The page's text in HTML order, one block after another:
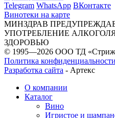
Telegram WhatsApp ВКонтакте
Винотеки на карте
МИНЗДРАВ
УПОТРЕБЛЕНИЕ
ЗДОРОВЬЮ
© 1995—2026 ООО ТД
Политика конфиденциальности
Разработка сайта - Артекс
О компании
Каталог
Вино
Игристое и